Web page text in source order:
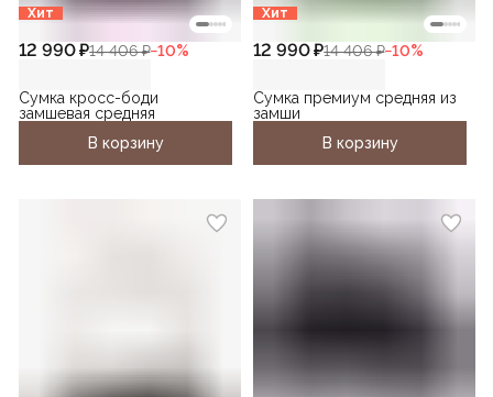
Хит
12 990 ₽14 406 ₽−10%
Сумка кросс-боди
замшевая средняя
В корзину
Хит
12 990 ₽14 406 ₽−10%
Сумка премиум средняя из
замши
В корзину